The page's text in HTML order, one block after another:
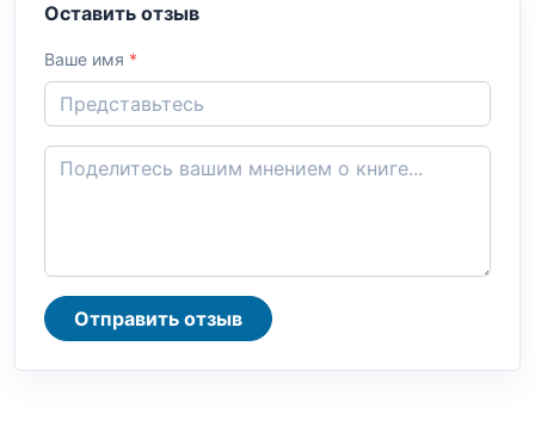
Оставить отзыв
Ваше имя *
Отправить отзыв